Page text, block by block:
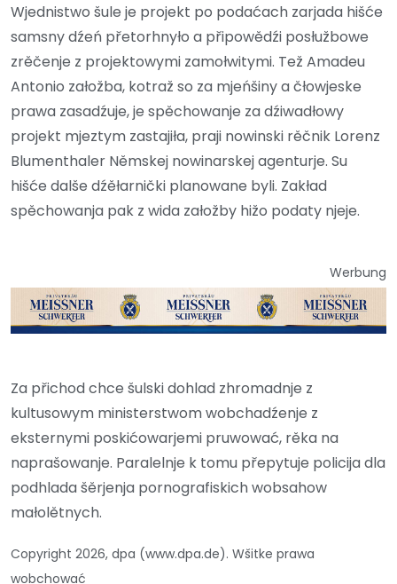
Wjednistwo šule je projekt po podaćach zarjada hišće
samsny dźeń přetorhnyło a připowědźi posłužbowe
zrěčenje z projektowymi zamołwitymi. Tež Amadeu
Antonio załožba, kotraž so za mjeńšiny a čłowjeske
prawa zasadźuje, je spěchowanje za dźiwadłowy
projekt mjeztym zastajiła, praji nowinski rěčnik Lorenz
Blumenthaler Němskej nowinarskej agenturje. Su
hišće dalše dźěłarnički planowane byli. Zakład
spěchowanja pak z wida załožby hižo podaty njeje.
Werbung
Za přichod chce šulski dohlad zhromadnje z
kultusowym ministerstwom wobchadźenje z
eksternymi poskićowarjemi pruwować, rěka na
naprašowanje. Paralelnje k tomu přepytuje policija dla
podhlada šěrjenja pornografiskich wobsahow
małolětnych.
Copyright 2026, dpa (www.dpa.de). Wšitke prawa
wobchować